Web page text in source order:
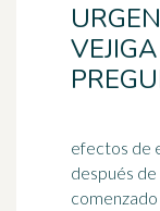
efectos de
después de